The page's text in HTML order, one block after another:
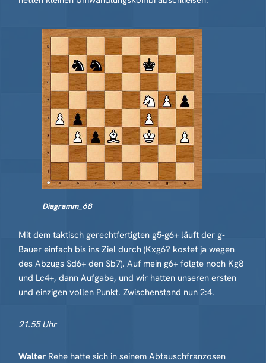
Diagramm_68
Mit dem taktisch gerechtfertigten g5-g6+ läuft der g-
Bauer einfach bis ins Ziel durch (Kxg6? kostet ja wegen
des Abzugs Sd6+ den Sb7). Auf mein g6+ folgte noch Kg8
und Lc4+, dann Aufgabe, und wir hatten unseren ersten
und einzigen vollen Punkt. Zwischenstand nun 2:4.
21.55 Uhr
Walter Rehe hatte sich in seinem Abtauschfranzosen